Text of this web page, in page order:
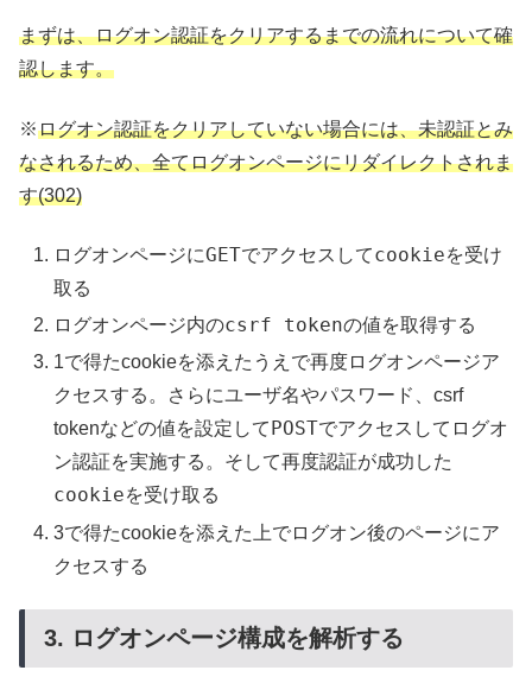
まずは、ログオン認証をクリアするまでの流れについて確
認します。
※ログオン認証をクリアしていない場合には、未認証とみ
なされるため、全てログオンページにリダイレクトされま
す(302)
ログオンページにGETでアクセスしてcookieを受け
取る
ログオンページ内のcsrf tokenの値を取得する
1で得たcookieを添えたうえで再度ログオンページア
クセスする。さらにユーザ名やパスワード、csrf
tokenなどの値を設定して POSTでアクセスしてログオ
ン認証を実施する。そして再度認証が成功した
cookieを受け取る
3で得たcookieを添えた上でログオン後のページにア
クセスする
3. ログオンページ構成を解析する